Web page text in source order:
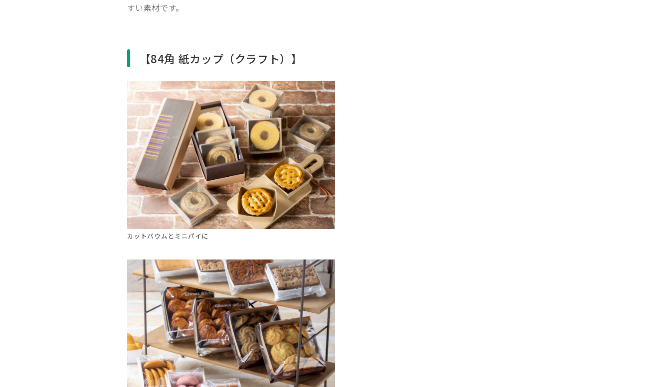
すい素材です。
【84角 紙カップ（クラフト）】
カットバウムとミニパイに